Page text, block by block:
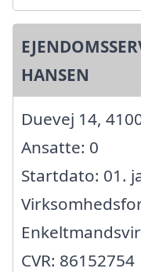
HANSEN
Duevej 14,
Ansatte: 0
Startdato: 01.
CVR: 86152754